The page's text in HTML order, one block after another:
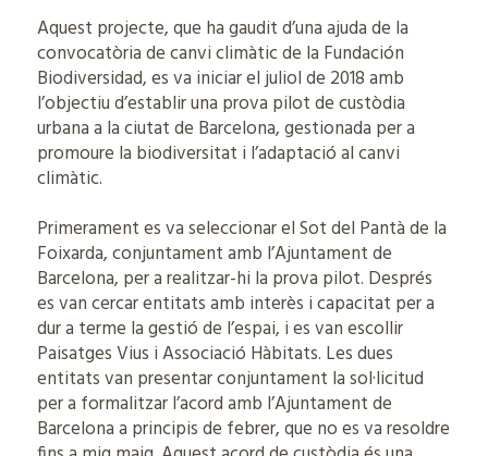
Aquest projecte, que ha gaudit d’una ajuda de la
convocatòria de canvi climàtic de la Fundación
Biodiversidad, es va iniciar el juliol de 2018 amb
l’objectiu d’establir una prova pilot de custòdia
urbana a la ciutat de Barcelona, gestionada per a
promoure la biodiversitat i l’adaptació al canvi
climàtic.
Primerament es va seleccionar el Sot del Pantà de la
Foixarda, conjuntament amb l’Ajuntament de
Barcelona, per a realitzar-hi la prova pilot. Després
es van cercar entitats amb interès i capacitat per a
dur a terme la gestió de l’espai, i es van escollir
Paisatges Vius i Associació Hàbitats. Les dues
entitats van presentar conjuntament la sol·licitud
per a formalitzar l’acord amb l’Ajuntament de
Barcelona a principis de febrer, que no es va resoldre